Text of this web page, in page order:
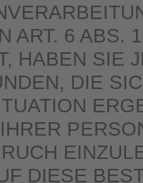
ART. 6 ABS.
HABEN SIE
DIE
DIESE